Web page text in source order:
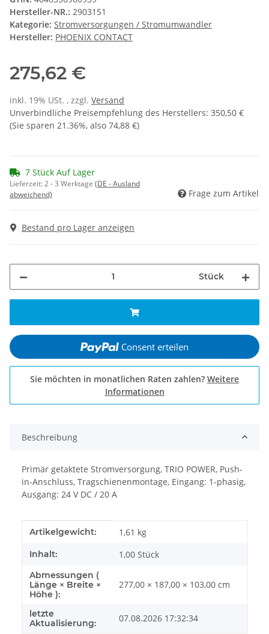
Hersteller-NR.: 2903151
Kategorie: Stromversorgungen / Stromumwandler
Hersteller: PHOENIX CONTACT
275,62 €
inkl. 19% USt. , zzgl. Versand
Unverbindliche Preisempfehlung des Herstellers: 350,50 €
(Sie sparen 21.36%, also 74,88 €)
7 Stück Auf Lager
Lieferzeit:2 - 3 Werktage (DE - Ausland
abweichend)
Frage zum Artikel
Bestand pro Lager anzeigen
Stück
Consent erteilen
Sie möchten in monatlichen Raten zahlen? Weitere
Informationen
Beschreibung
Primär getaktete Stromversorgung, TRIO POWER, Push-
in-Anschluss, Tragschienenmontage, Eingang: 1-phasig,
Ausgang: 24 V DC / 20 A
Produkteigenschaft
Wert
Artikelgewicht: 1,61 kg
Inhalt: 1,00 Stück
Abmessungen (
Länge × Breite ×
Höhe ):
277,00 × 187,00 × 103,00 cm
letzte
Aktualisierung:
07.08.2026 17:32:34